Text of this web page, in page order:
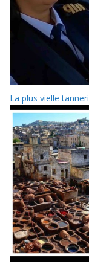
La plus vielle